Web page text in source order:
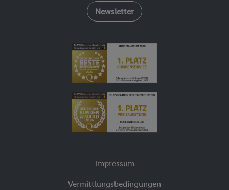
Newsletter
Impressum
Vermittlungsbedingungen